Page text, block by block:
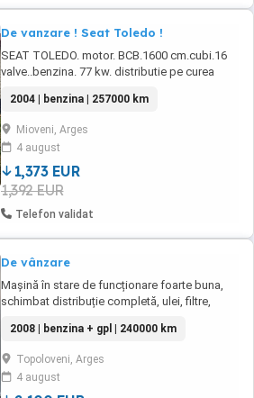
De vanzare ! Seat Toledo !
SEAT TOLEDO. motor. BCB.1600 cm.cubi.16
valve..benzina. 77 kw. distributie pe curea
;revizie.asigurare.rovigneta. Dotari ;computer
bord.4 geamuri electrice.oglinzi electrice
.climatronic .ABS.ESP. radio. proiectoare
ceata. jante aliaj.cu anvelope de ivara. jante
tabla ...
2004 | benzina | 257000 km
Mioveni, Arges
4 august
1,373 EUR
1,392 EUR
Telefon validat
De vânzare
Mașină în stare de funcționare foarte buna,
schimbat distribuție completă, ulei, filtre,
Are instalație de gaz, consum 7,5-9% gaz, 6%
benzină. AC functional.
2008 | benzina + gpl | 240000 km
Topoloveni, Arges
4 august